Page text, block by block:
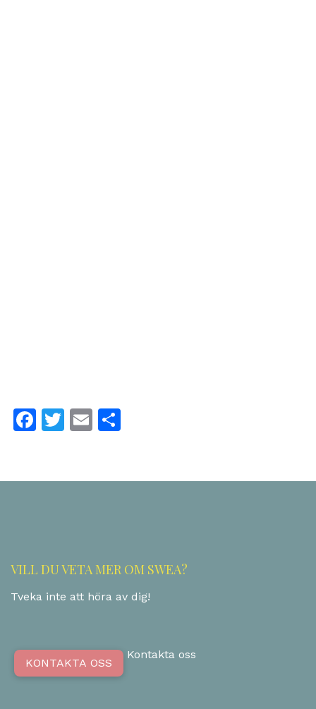
Facebook
Twitter
Email
VILL DU VETA MER OM SWEA?
Tveka inte att höra av dig!
KONTAKTA OSS
Kontakta oss